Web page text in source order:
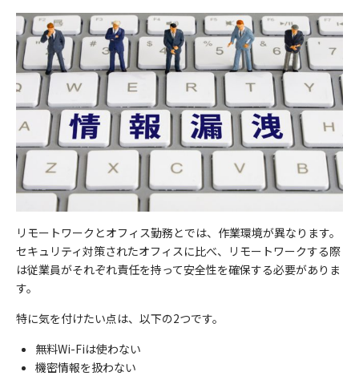
リモートワークとオフィス勤務とでは、作業環境が異なります。
セキュリティ対策されたオフィスに比べ、リモートワークする際
は従業員がそれぞれ責任を持って安全性を確保する必要がありま
す。
特に気を付けたい点は、以下の2つです。
無料Wi-Fiは使わない
機密情報を扱わない